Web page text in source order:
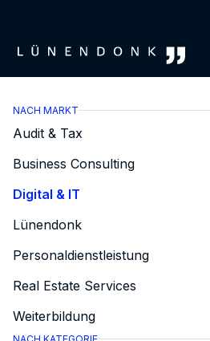
NACH MARKT
Audit & Tax
Business Consulting
Digital & IT
Lünendonk
Personaldienstleistung
Real Estate Services
Weiterbildung